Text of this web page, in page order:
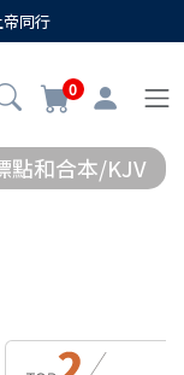
同行
0
點和合本/KJV